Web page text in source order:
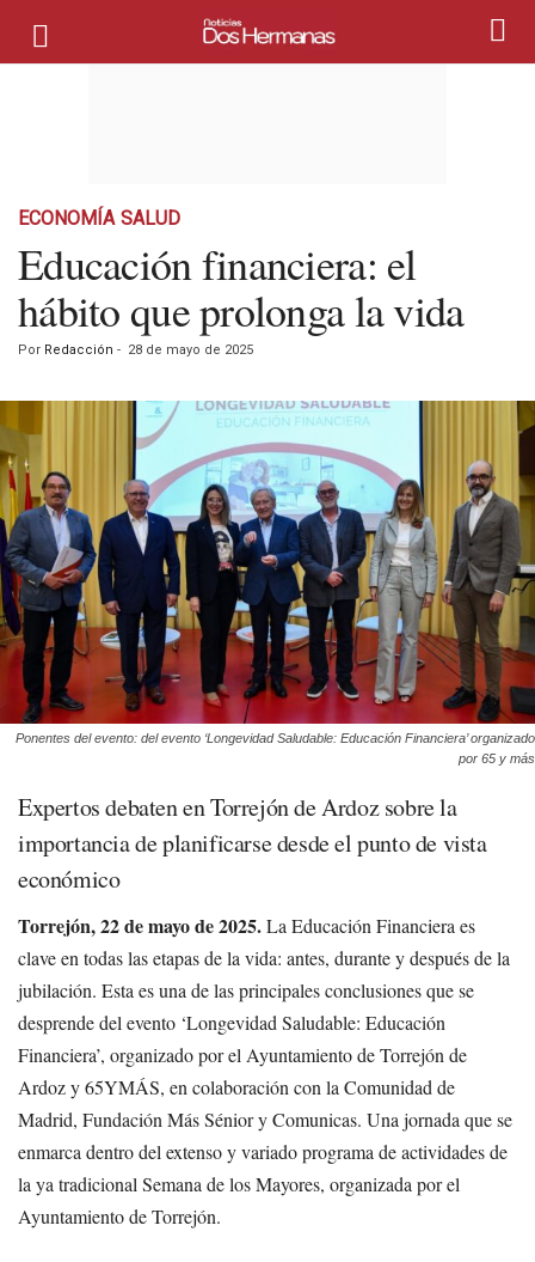
ECONOMÍA SALUD
Educación financiera: el
hábito que prolonga la vida
Por Redacción - 28 de mayo de 2025
Ponentes del evento: del evento ‘Longevidad Saludable: Educación Financiera’ organizado
por 65 y más
Expertos debaten en Torrejón de Ardoz sobre la
importancia de planificarse desde el punto de vista
económico
Torrejón, 22 de mayo de 2025.La Educación Financiera es
clave en todas las etapas de la vida: antes, durante y después de la
jubilación. Esta es una de las principales conclusiones que se
desprende del evento ‘Longevidad Saludable: Educación
Financiera’, organizado por el Ayuntamiento de Torrejón de
Ardoz y 65YMÁS, en colaboración con la Comunidad de
Madrid, Fundación Más Sénior y Comunicas. Una jornada que se
enmarca dentro del extenso y variado programa de actividades de
la ya tradicional Semana de los Mayores, organizada por el
Ayuntamiento de Torrejón.